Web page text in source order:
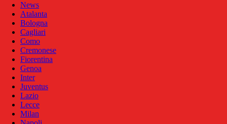
News
Atalanta
Bologna
Cagliari
Como
Cremonese
Fiorentina
Genoa
Inter
Juventus
Lazio
Lecce
Milan